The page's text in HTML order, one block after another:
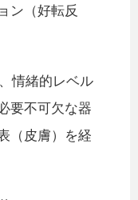
ン（好転反
情緒的レベル
要不可欠な器
（皮膚）を経